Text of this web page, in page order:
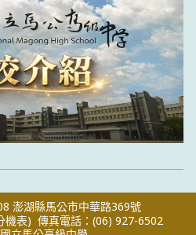
澎湖縣馬公市中華路369號
機表) 傳真電話：(06) 927-6502